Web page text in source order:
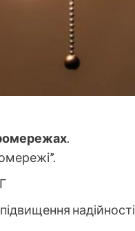
.
надійності